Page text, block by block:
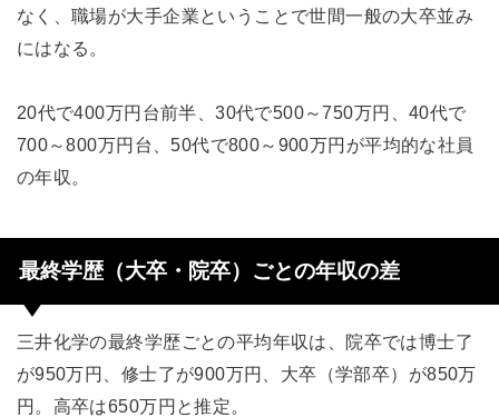
なく、職場が大手企業ということで世間一般の大卒並み
にはなる。
20代で400万円台前半、30代で500～750万円、40代で
700～800万円台、50代で800～900万円が平均的な社員
の年収。
最終学歴（大卒・院卒）ごとの年収の差
三井化学の最終学歴ごとの平均年収は、院卒では博士了
が950万円、修士了が900万円、大卒（学部卒）が850万
円。高卒は650万円と推定。